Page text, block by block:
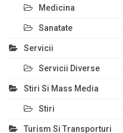
Medicina
Sanatate
Servicii
Servicii Diverse
Stiri Si Mass Media
Stiri
Turism Si Transporturi